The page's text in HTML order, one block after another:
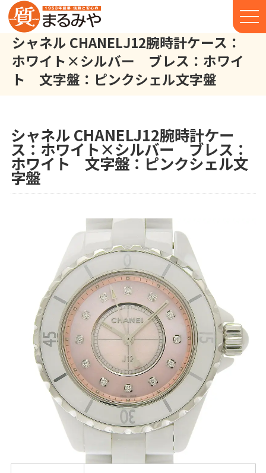
シャネル CHANELJ12腕時計ケース：
ホワイト×シルバー ブレス：ホワイ
ト 文字盤：ピンクシェル文字盤
シャネル CHANELJ12腕時計ケー
ス：ホワイト×シルバー ブレス：
ホワイト 文字盤：ピンクシェル文
字盤